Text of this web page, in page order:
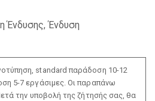
Ένδυσης,Ένδυση
standard παράδοση 10-12
5-7 εργάσιμες. Οι παραπάνω
την υποβολή της ζήτησής σας, θα